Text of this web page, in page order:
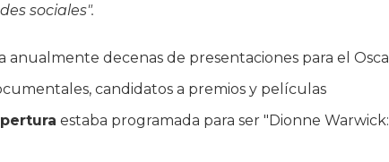
sociales".
anualmente decenas de presentaciones para el
candidatos a premios y películas
estaba programada para ser "Dionne Warwick: